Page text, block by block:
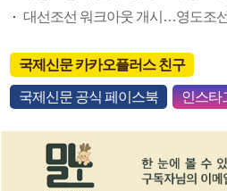
대선조선 워크아웃 개시…영도조
국제신문 카카오플러스 친구
국제신문 공식 페이스북 인스타